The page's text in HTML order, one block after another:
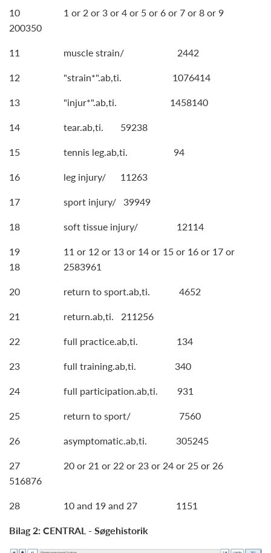
10 1 or 2 or 3 or 4 or 5 or 6 or 7 or 8 or 9
200350
11 muscle strain/ 2442
12 "strain*".ab,ti. 1076414
13 "injur*".ab,ti. 1458140
14 tear.ab,ti. 59238
15 tennis leg.ab,ti. 94
16 leg injury/ 11263
17 sport injury/ 39949
18 soft tissue injury/ 12114
19 11 or 12 or 13 or 14 or 15 or 16 or 17 or
18 2583961
20 return to sport.ab,ti. 4652
21 return.ab,ti. 211256
22 full practice.ab,ti. 134
23 full training.ab,ti. 340
24 full participation.ab,ti. 931
25 return to sport/ 7560
26 asymptomatic.ab,ti. 305245
27 20 or 21 or 22 or 23 or 24 or 25 or 26
516876
28 10 and 19 and 27 1151
Bilag 2: CENTRAL - Søgehistorik